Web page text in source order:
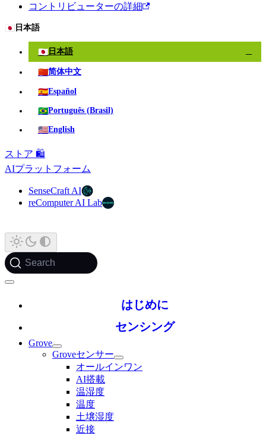
コントリビューターの詳細
🇯🇵 日本語
🇯🇵 日本語
🇨🇳简体中文
🇪🇸Español
🇧🇷Português (Brasil)
🇺🇸English
ストア 🛍️
AIプラットフォーム
SenseCraft AI
reComputer AI Lab
Search
はじめに
センシング
Grove
Groveセンサー
オールインワン
AI搭載
温湿度
温度
土壌湿度
近接